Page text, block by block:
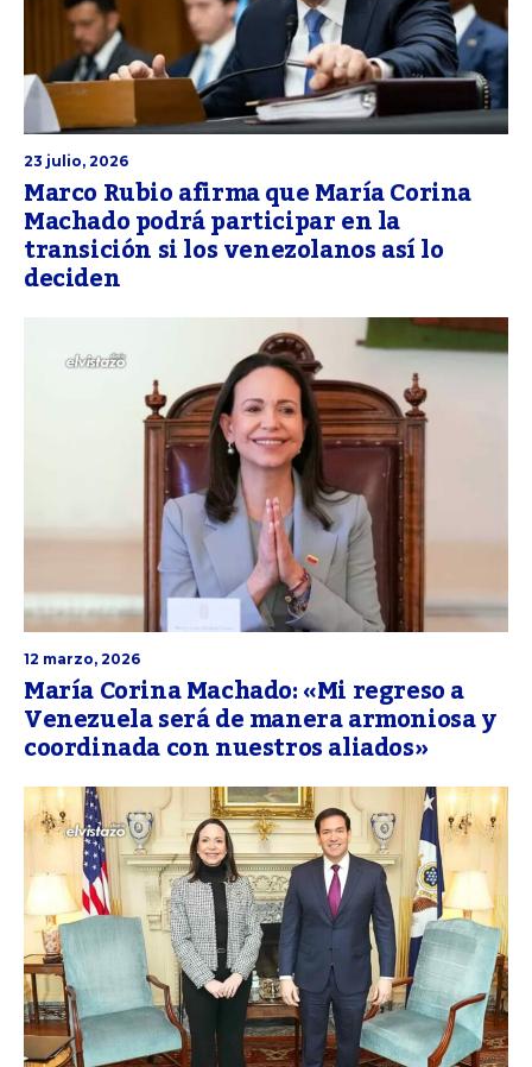
23 julio, 2026
Marco Rubio afirma que María Corina
Machado podrá participar en la
transición si los venezolanos así lo
deciden
12 marzo, 2026
María Corina Machado: «Mi regreso a
Venezuela será de manera armoniosa y
coordinada con nuestros aliados»